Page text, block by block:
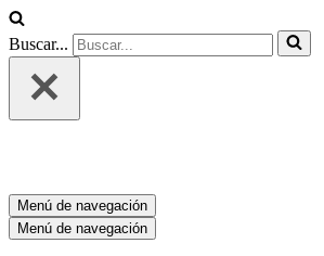
Buscar...
Menú de navegación
Menú de navegación